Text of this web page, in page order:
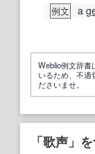
例文 a
Weblio例文辞書
いるため、不適
ださいませ。
「歌声」